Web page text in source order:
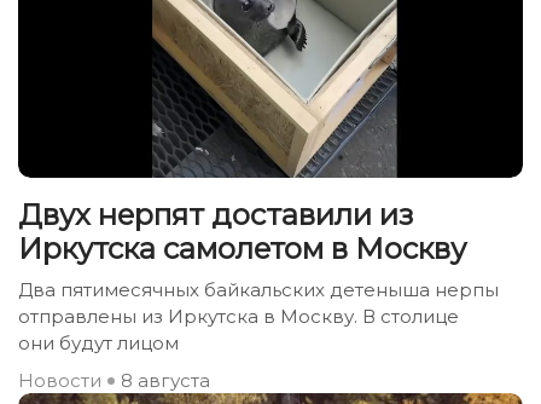
Двух нерпят доставили из
Иркутска самолетом в Москву
Два пятимесячных байкальских детеныша нерпы
отправлены из Иркутска в Москву. В столице
они будут лицом
Новости
8 августа